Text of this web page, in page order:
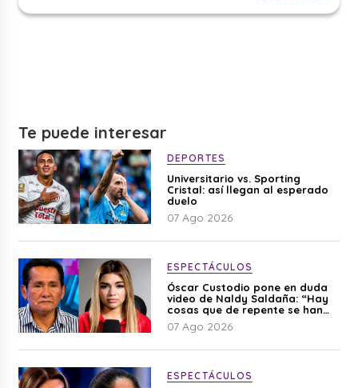
Te puede interesar
DEPORTES
Universitario vs. Sporting
Cristal: así llegan al esperado
duelo
07 Ago 2026
ESPECTÁCULOS
Óscar Custodio pone en duda
video de Naldy Saldaña: “Hay
cosas que de repente se han
editado”
07 Ago 2026
ESPECTÁCULOS